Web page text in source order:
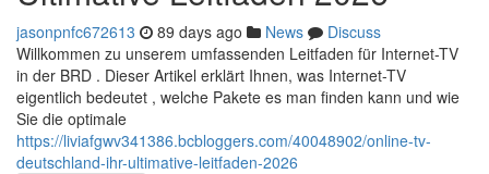
jasonpnfc672613 89 days ago News
Discuss
Willkommen zu unserem umfassenden Leitfaden für Internet-TV
in der BRD . Dieser Artikel erklärt Ihnen, was Internet-TV
eigentlich bedeutet , welche Pakete es man finden kann und wie
Sie die optimale
https://liviafgwv341386.bcbloggers.com/40048902/online-tv-
deutschland-ihr-ultimative-leitfaden-2026